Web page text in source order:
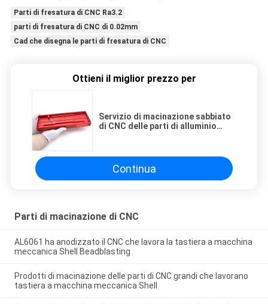
Parti di fresatura di CNC Ra3.2
parti di fresatura di CNC di 0.02mm
Cad che disegna le parti di fresatura di CNC
Ottieni il miglior prezzo per
Servizio di macinazione sabbiato
di CNC delle parti di alluminio
Continua
Parti di macinazione di CNC
AL6061 ha anodizzato il CNC che lavora la tastiera a macchina
meccanica Shell Beadblasting
Prodotti di macinazione delle parti di CNC grandi che lavorano
tastiera a macchina meccanica Shell